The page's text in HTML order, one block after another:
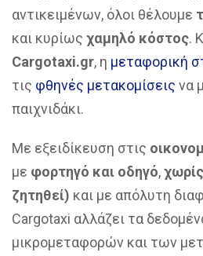
αντικειμένων, όλοι θέλουμε
και κυρίως χαμηλό κόστος.
Cargotaxi.gr, η μεταφορική
τις φθηνές μετακομίσεις να
παιχνιδάκι.
Με εξειδίκευση στις
με φορτηγό και οδηγό,
ζητηθεί) και με απόλυτη
Cargotaxi αλλάζει τα
μικρομεταφορών και των